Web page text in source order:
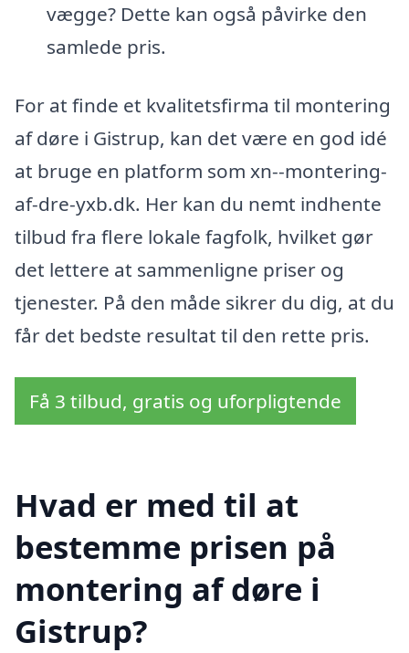
vægge? Dette kan også påvirke den
samlede pris.
For at finde et kvalitetsfirma til montering
af døre i Gistrup, kan det være en god idé
at bruge en platform som xn--montering-
af-dre-yxb.dk. Her kan du nemt indhente
tilbud fra flere lokale fagfolk, hvilket gør
det lettere at sammenligne priser og
tjenester. På den måde sikrer du dig, at du
får det bedste resultat til den rette pris.
Få 3 tilbud, gratis og uforpligtende
Hvad er med til at
bestemme prisen på
montering af døre i
Gistrup?